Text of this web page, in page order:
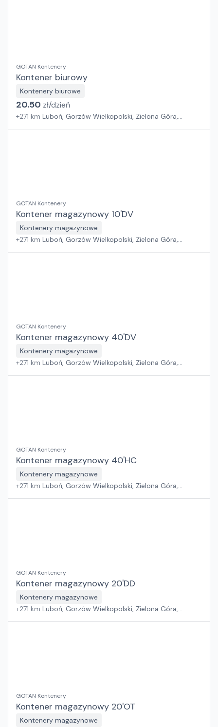
GOTAN Kontenery
Kontener biurowy
Kontenery biurowe
20.50 zł/dzień
+271 km Luboń, Gorzów Wielkopolski, Zielona Góra,
GOTAN Kontenery
Kontener magazynowy 10'DV
Kontenery magazynowe
+271 km Luboń, Gorzów Wielkopolski, Zielona Góra,
GOTAN Kontenery
Kontener magazynowy 40'DV
Kontenery magazynowe
+271 km Luboń, Gorzów Wielkopolski, Zielona Góra,
GOTAN Kontenery
Kontener magazynowy 40'HC
Kontenery magazynowe
+271 km Luboń, Gorzów Wielkopolski, Zielona Góra,
GOTAN Kontenery
Kontener magazynowy 20'DD
Kontenery magazynowe
+271 km Luboń, Gorzów Wielkopolski, Zielona Góra,
GOTAN Kontenery
Kontener magazynowy 20'OT
Kontenery magazynowe